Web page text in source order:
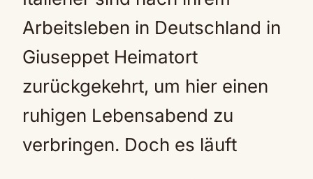
Arbeitsleben in Deutschland in
Giuseppet Heimatort
zurückgekehrt, um hier einen
ruhigen Lebensabend zu
verbringen. Doch es läuft